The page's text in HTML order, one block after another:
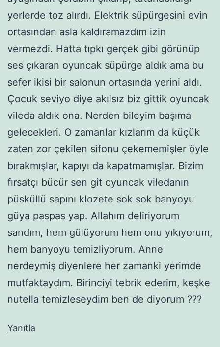
yerlerde toz alırdı. Elektrik süpürgesini evin
ortasından asla kaldıramazdım izin
vermezdi. Hatta tıpkı gerçek gibi görünüp
ses çıkaran oyuncak süpürge aldık ama bu
sefer ikisi bir salonun ortasında yerini aldı.
Çocuk seviyo diye akılsız biz gittik oyuncak
vileda aldık ona. Nerden bileyim başıma
gelecekleri. O zamanlar kızlarım da küçük
zaten zor çekilen sifonu çekememişler öyle
bırakmışlar, kapıyı da kapatmamışlar. Bizim
fırsatçı bücür sen git oyuncak viledanın
püsküllü sapını klozete sok sok banyoyu
güya paspas yap. Allahım deliriyorum
sandım, hem gülüyorum hem onu yıkıyorum,
hem banyoyu temizliyorum. Anne
nerdeymiş diyenlere her zamanki yerimde
mutfaktaydım. Birinciyi tebrik ederim, keşke
nutella temizleseydim ben de diyorum ???
Yanıtla